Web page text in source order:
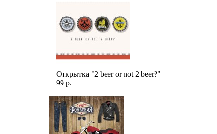
Открытка "2 beer or not 2 beer?"
99 р.